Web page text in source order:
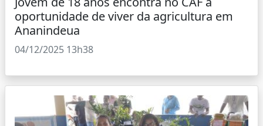
oportunidade de viver da agricultura em
Ananindeua
04/12/2025 13h38